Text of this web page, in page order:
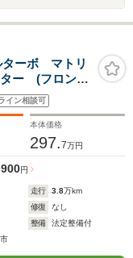
ターボ マトリ
ー (フロント/
シスト 電動リ
アンビエン
古車
イン相談可
本体価格
297.7万円
円
走行 3.8万km
修復
なし
整備
法定整備付